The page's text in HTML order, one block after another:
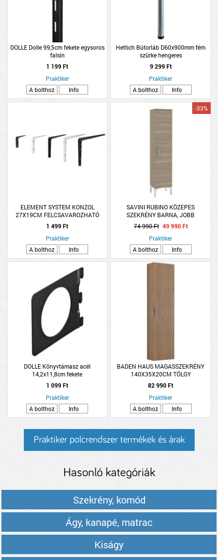
DOLLE Dolle 99,5cm fekete egysoros
falsín
1 199 Ft
Praktiker
A bolthoz
Info
Hettich Bútorláb D60x900mm fém
szürke hengeres
9 299 Ft
Praktiker
A bolthoz
Info
ELEMENT SYSTEM KONZOL
27X19CM FELCSAVAROZHATÓ
1 499 Ft
Praktiker
A bolthoz
Info
SAVINI RUBINO KÖZEPES
SZEKRÉNY BARNA, JOBB
-33%
74 990 Ft 49 990 Ft
Praktiker
A bolthoz
Info
DOLLE Könyvtámasz acél
14,2x11,8cm fekete
1 099 Ft
Praktiker
A bolthoz
Info
BADEN HAUS MAGASSZEKRÉNY
140X35X20CM TÖLGY
82 990 Ft
Praktiker
A bolthoz
Info
Praktiker polcrendszer termékek és árak
Hasonló kategóriák
Szekrény, komód
Ágy, kanapé, matrac
Kiságy